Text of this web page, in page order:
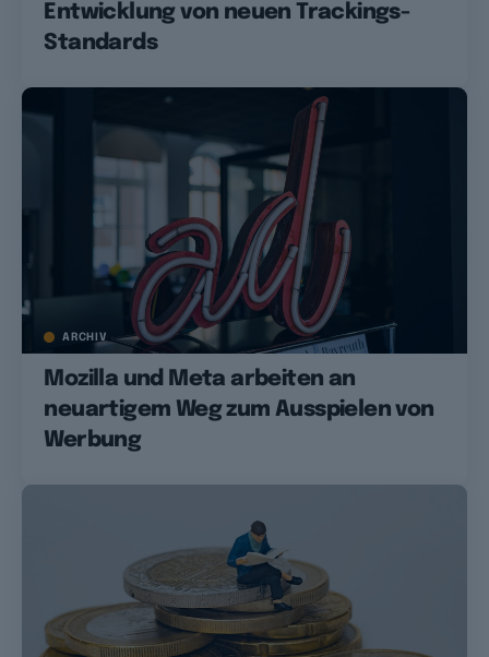
Entwicklung von neuen Trackings-
Standards
ARCHIV
Mozilla und Meta arbeiten an
neuartigem Weg zum Ausspielen von
Werbung